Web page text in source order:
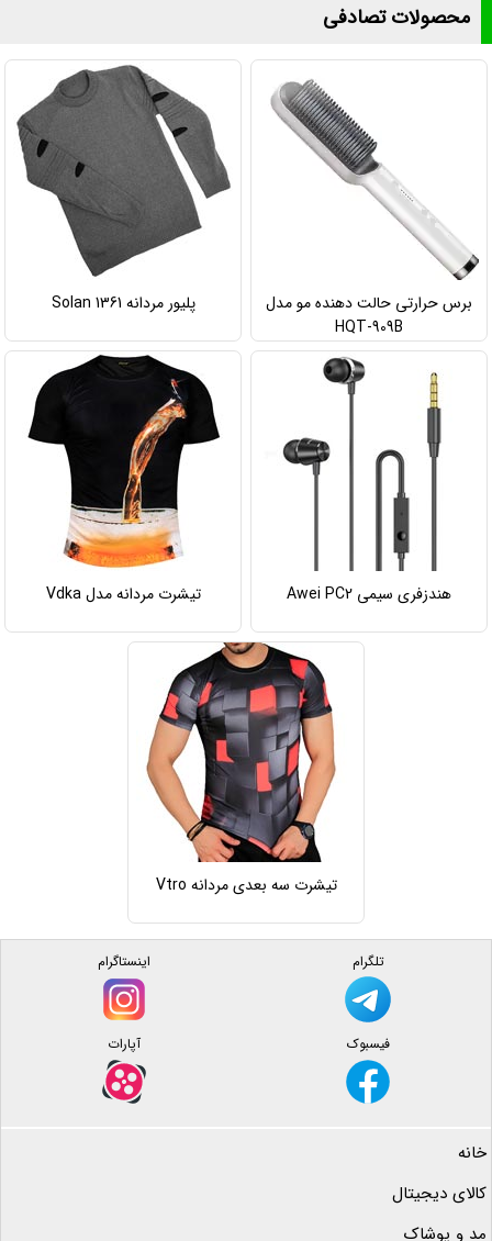
محصولات تصادفی
برس حرارتی حالت دهنده مو مدل
HQT-909B
پلیور مردانه Solan 1361
هندزفری سیمی Awei PC2 تیشرت مردانه مدل Vdka
تیشرت سه بعدی مردانه Vtro
تلگرام اینستاگرام
فیسبوک آپارات
خانه
کالای دیجیتال
مد و پوشاک